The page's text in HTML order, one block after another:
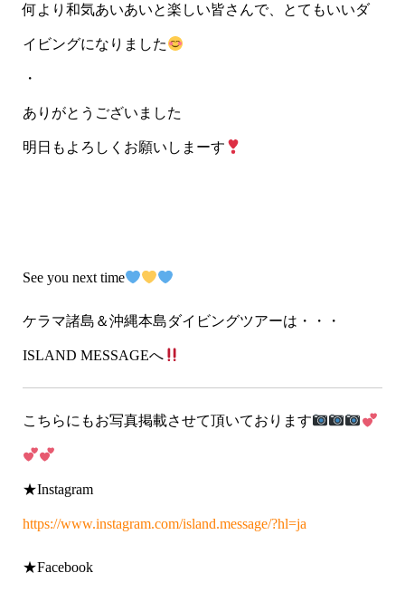
何より和気あいあいと楽しい皆さんで、とてもいいダ
イビングになりました
・
ありがとうございました
明日もよろしくお願いしまーす
See you next time
ケラマ諸島＆沖縄本島ダイビングツアーは・・・
ISLAND MESSAGEへ
こちらにもお写真掲載させて頂いております
★Instagram
https://www.instagram.com/island.message/?hl=ja
★Facebook